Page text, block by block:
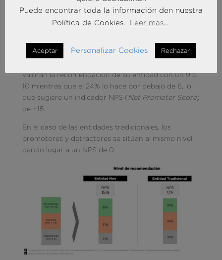
clientes de este tipo de entidad.
La recomendación de los clientes de neobancos es
superior a la de las entidades tradicionales
recomendación mayor que las tradicionales. En el
valoran la recomendación de su entidad con un 9 o
10 mientras que el 24% lo hace por debajo de 6, lo
que sugiere un indicador NPS ( Net Promoter Score)
de +15.
En el caso de las entidades tradicionales, los
promotores y detractores se sitúan al mismo nivel,
dando lugar a un NPS de 0.
Puede encontrar toda la información den nuestra
Política de Cookies.
Leer mas...
Aceptar Personalizar Cookies Rechazar